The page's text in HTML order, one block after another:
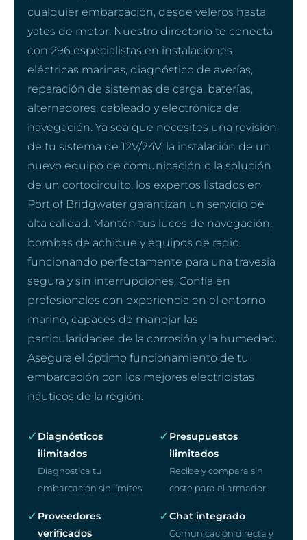
cualquier embarcación, desde veleros hasta
yates de motor. Nuestro directorio te conecta
con 296 especialistas en instalaciones
eléctricas marinas, diagnóstico de averías,
reparación de sistemas de carga, baterías,
alternadores, cableado y electrónica de
navegación. Ya sea que necesites una revisión
de tu sistema de 12V/24V, la instalación de un
nuevo equipo de comunicación o la solución
de un cortocircuito, los expertos listados en
Port of Bridgwater garantizan un servicio de
alta calidad. Mantén tus luces de navegación,
bombas de achique y equipos de radio
funcionando perfectamente para una travesía
segura y sin interrupciones. Confía en
profesionales con experiencia en el entorno
marino, capaces de manejar las
particularidades de la corrosión y la humedad.
Asegura el óptimo funcionamiento de tu
embarcación con los mejores electricistas
náuticos de la región.
✓ Diagnósticos
ilimitados
Diagnostica tu
embarcación sin límites
✓ Presupuestos
ilimitados
Recibe y compara sin
coste para el armador
✓ Proveedores
verificados
✓Chat integrado
Comunicación directa y